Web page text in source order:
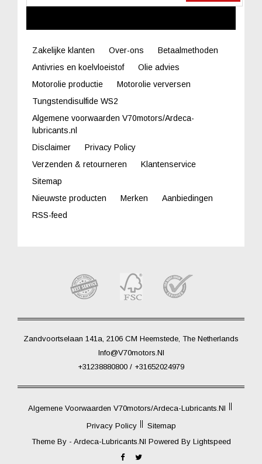
Zakelijke klanten Over-ons
Betaalmethoden
Antivries en koelvloeistof
Olie advies
Motorolie productie
Motorolie verversen
Tungstendisulfide WS2
Algemene voorwaarden V70motors/Ardeca-
lubricants.nl
Disclaimer
Privacy Policy
Verzenden & retourneren
Klantenservice
Sitemap
Nieuwste producten
Merken
Aanbiedingen
RSS-feed
Zandvoortselaan 141a, 2106 CM Heemstede, The Netherlands
Info@V70motors.nl
+31238880800 / +31652024979
Algemene Voorwaarden V70motors/Ardeca-Lubricants.nl
Privacy Policy
Sitemap
Theme By - Ardeca-Lubricants.nl Powered By Lightspeed